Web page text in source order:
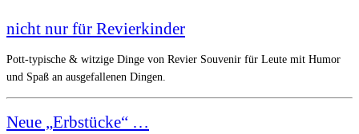
nicht nur für Revierkinder
Pott-typische & witzige Dinge von Revier Souvenir für Leute mit Humor
und Spaß an ausgefallenen Dingen.
Neue „Erbstücke“ …